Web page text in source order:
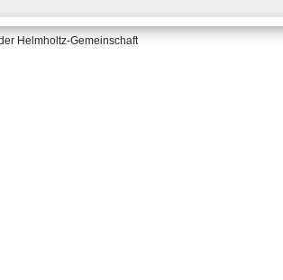
Helmholtz-Gemeinschaft